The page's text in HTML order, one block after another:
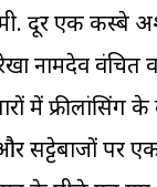
दूर एक कस्बे
रेखा नामदेव
में फ्रीलांसिंग के
सट्टेबाजों पर